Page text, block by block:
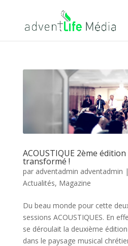
ACOUSTIQUE 2ème édition
transformé !
par adventadmin adventadmin |
Actualités, Magazine
Du beau monde pour cette
sessions ACOUSTIQUES. En
se déroulait la deuxième
dans le paysage musical